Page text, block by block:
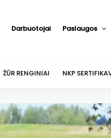
Darbuotojai Paslaugos
ŽŪR RENGINIAI NKP